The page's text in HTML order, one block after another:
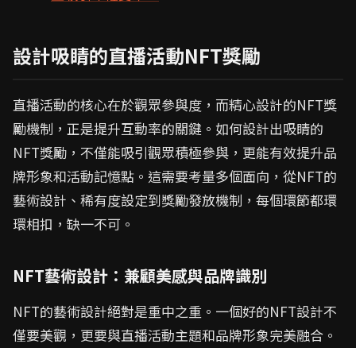
設計吸睛的直播活動NFT獎勵
直播活動的核心在於觀眾參與度，而精心設計的NFT獎
勵機制，正是提升互動率的關鍵。如何設計出吸睛的
NFT獎勵，不僅能吸引觀眾積極參與，更能有效提升品
牌形象和活動記憶點。這需要考量多個面向，從NFT的
藝術設計、稀有度設定到獎勵發放機制，每個環節都環
環相扣，缺一不可。
NFT藝術設計：兼顧美感與品牌識別
NFT的藝術設計絕對是重中之重。一個好的NFT設計不
僅要美觀，更要與直播活動主題和品牌形象完美融合。